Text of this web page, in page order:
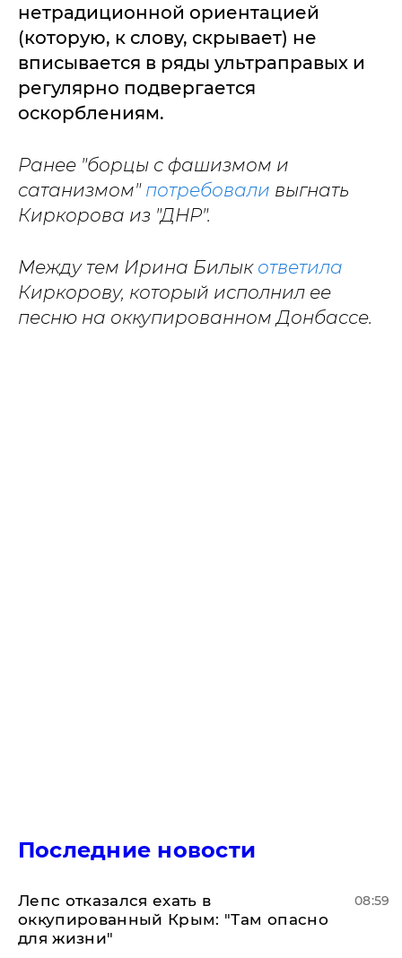
нетрадиционной ориентацией
(которую, к слову, скрывает) не
вписывается в ряды ультраправых и
регулярно подвергается
оскорблениям.
Ранее "борцы с фашизмом и
сатанизмом" потребовали выгнать
Киркорова из "ДНР".
Между тем Ирина Билык ответила
Киркорову, который исполнил ее
песню на оккупированном Донбассе.
Последние новости
Лепс отказался ехать в
оккупированный Крым: "Там опасно
для жизни"
08:59